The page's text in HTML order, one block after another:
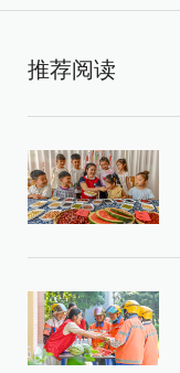
推荐阅读